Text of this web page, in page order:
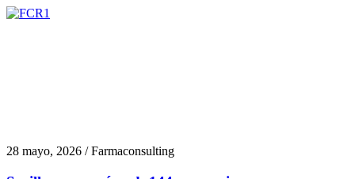
28 mayo, 2026 / Farmaconsulting